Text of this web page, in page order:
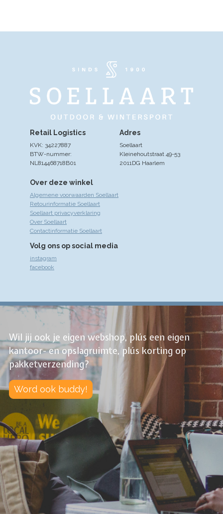
Over deze winkel
Algemene voorwaarden Soellaart
Retourinformatie Soellaart
Soellaart privacyverklaring
Over Soellaart
Contactinformatie Soellaart
Volg ons op social media
instagram
facebook
Adres
Soellaart
Kleinehoutstraat 49-53
2011DG Haarlem
Retail Logistics
KVK: 34227887
BTW-nummer:
NL814468718B01
Wil jij ook je eigen webshop, plús een eigen
kantoor- en opslagruimte, plús korting op
pakketverzending?
Word ook buddy!